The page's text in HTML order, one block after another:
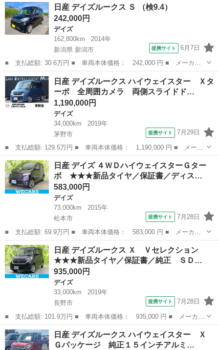
ウェイスターＸ ４ＷＤ 届出済未使用車 ４ＷＤ パーキングアシ
スト Ｌ...
長野 長野市 デイズ
日産 デイズルークス Ｓ （検9.4）
242,000円
デイズ
162,800km
2014年
新潟県 新潟市
提携サイト 6月7日
■ 支払総額: 30.6万円 ■ 車両本体価格： 242,000 円 ■ メーカー
名： 日産 ■ 車種名： デイズルークス ■ グレード名： Ｓ ■
排気量： 660cc ■ ドア枚数： 5D ■ ミッション： CVT ■...
新潟 新潟市 デイズ
日産 デイズルークス ハイウェイスター Ｘタ
ーボ 全周囲カメラ 両側スライドド…
1,190,000円
デイズ
34,000km
2019年
茅野市
提携サイト 7月29日
■ 支払総額: 129.5万円 ■ 車両本体価格： 1,190,000 円 ■ メーカ
ー名： 日産 ■ 車種名： デイズルークス ■ グレード名： ハイ
ウェイスター Ｘターボ 全周囲カメラ 両側スライドドア ナビ
衝突被害...
長野 茅野市 デイズ
日産 デイズ ４ＷＤハイウェイスターＧター
ボ ★★★新品タイヤ／保証書／ディス…
583,000円
デイズ
73,000km
2015年
松本市
提携サイト 7月28日
■ 支払総額: 69.9万円 ■ 車両本体価格： 583,000 円 ■ メーカー
名： 日産 ■ 車種名： デイズ ■ グレード名： ４ＷＤハイウェ
イスターＧターボ ★★★新品タイヤ／保証書／ディスプレイオーデ
ィオ／シート...
長野 松本市 デイズ
日産 デイズルークス Ｘ Ｖセレクション
★★★新品タイヤ／保証書／純正 ＳＤ…
935,000円
デイズ
33,000km
2019年
長野市
提携サイト 7月28日
■ 支払総額: 101.9万円 ■ 車両本体価格： 935,000 円 ■ メーカー
名： 日産 ■ 車種名： デイズルークス ■ グレード名： Ｘ Ｖ
セレクション ★★★新品タイヤ／保証書／純正 ＳＤナビ／衝突安
全装置／両...
長野 長野市 デイズ
日産 デイズルークス ハイウェイスター Ｘ
Ｇパッケージ 純正１５インチアルミ…